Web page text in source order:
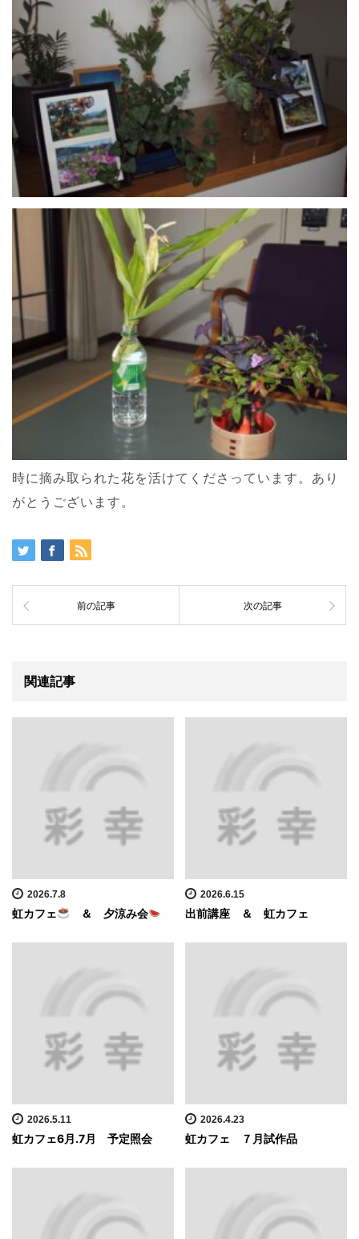
時に摘み取られた花を活けてくださっています。あり
がとうございます。
前の記事 次の記事
関連記事
2026.7.8
虹カフェ ＆ 夕涼み会
2026.6.15
出前講座 ＆ 虹カフェ
2026.5.11
虹カフェ6月.7月 予定照会
2026.4.23
虹カフェ ７月試作品